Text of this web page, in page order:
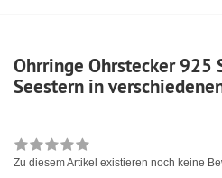
Ohrringe Ohrstecker 925
Seestern in
Zu diesem Artikel existieren noch keine